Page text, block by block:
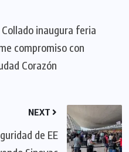
inaugura feria
compromiso con
Corazón
NEXT
de EE